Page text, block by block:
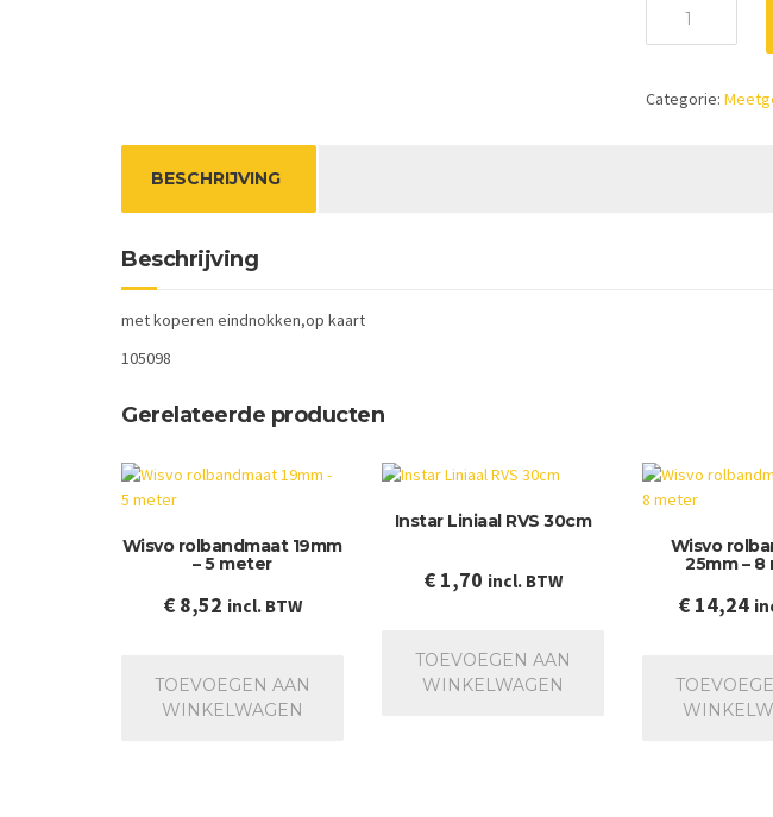
1
Categorie:
BESCHRIJVING
Beschrijving
met koperen eindnokken,op kaart
105098
Gerelateerde producten
Wisvo rolbandmaat 19mm
– 5 meter
€8,52 incl. BTW
TOEVOEGEN AAN
WINKELWAGEN
Instar Liniaal RVS 30cm
€1,70 incl. BTW
TOEVOEGEN AAN
WINKELWAGEN
Wisvo
25mm – 8
€ 14,24